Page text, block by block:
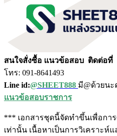
สนใจสั่งซื้อ แนวข้อสอบ ติดต่อที่
โทร: 091-8641493
Line id:@SHEET888 มี@ด้วยนะ
แนวข้อสอบราชการ
*** เอกสารชุดนี้จัดทำขึ้นเพื่อกา
เท่านั้น เนื้อหาเป็นการวิเคราะห์